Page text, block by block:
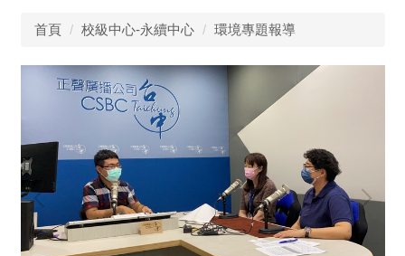
首頁 校級中心-永續中心 環境專題報導